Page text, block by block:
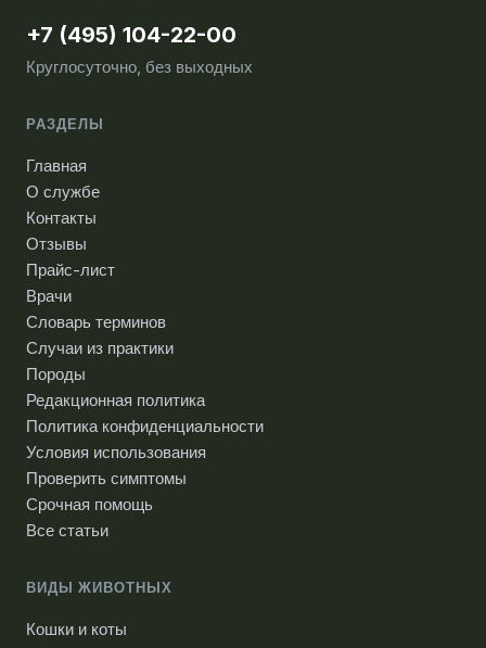
+7 (495) 104-22-00
Круглосуточно, без выходных
РАЗДЕЛЫ
Главная
О службе
Контакты
Отзывы
Прайс-лист
Врачи
Словарь терминов
Случаи из практики
Породы
Редакционная политика
Политика конфиденциальности
Условия использования
Проверить симптомы
Срочная помощь
Все статьи
ВИДЫ ЖИВОТНЫХ
Кошки и коты